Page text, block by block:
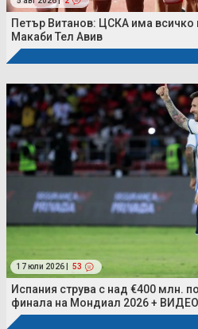
Петър Витанов: ЦСКА има
Макаби Тел Авив
17 юли 2026 | 53
Испания струва с над €400 млн.
финала на Мондиал 2026 + ВИДЕО